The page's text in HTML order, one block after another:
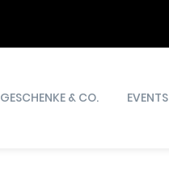
GESCHENKE & CO. EVENTS